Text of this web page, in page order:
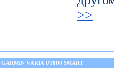
>>
GARMIN VARIA UT800 SMART